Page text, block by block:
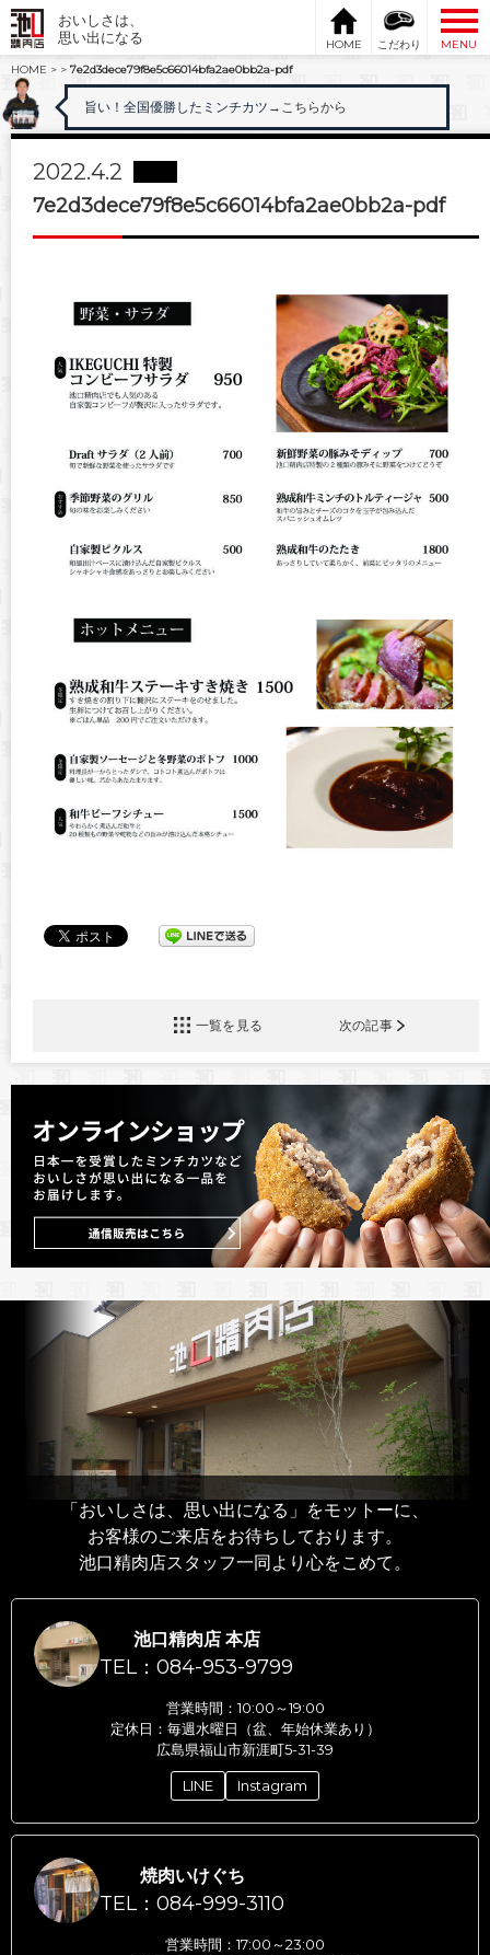
おいしさは、
思い出になる
HOME こだわり
MENU
HOME > > 7e2d3dece79f8e5c66014bfa2ae0bb2a-pdf
旨い！全国優勝したミンチカツ →こちらから
2022.4.2
7e2d3dece79f8e5c66014bfa2ae0bb2a-pdf
一覧を見る 次の記事
「おいしさは、思い出になる」をモットーに、
お客様のご来店をお待ちしております。
池口精肉店スタッフ一同より心をこめて。
池口精肉店 本店
TEL：084-953-9799
営業時間：10:00～19:00
定休日：毎週水曜日（盆、年始休業あり）
広島県福山市新涯町5-31-39
LINE Instagram
焼肉いけぐち
TEL：084-999-3110
営業時間：17:00～23:00